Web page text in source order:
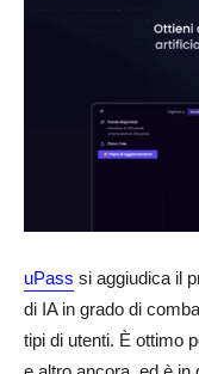
uPass si aggiudica il
di IA in grado di
tipi di utenti. È ottimo